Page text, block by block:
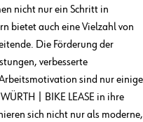
nicht nur ein Schritt in
bietet auch eine Vielzahl von
Die Förderung der
verbesserte
sind nur einige
| BIKE LEASE in ihre
sich nicht nur als moderne,